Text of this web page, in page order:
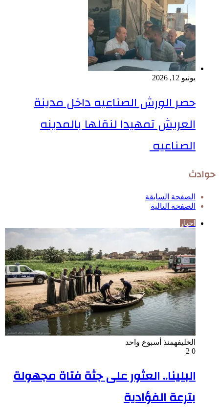
يونيو 12, 2026
حصر الورش الصناعيه داخل مدينة
العريش تمهيدا لنقلها بالمدينه
الصناعيه
حوادث
الصفحة السابقة
الصفحة التالية
اخبار
الخليفهمنذ أسبوع واحد
0
البلينا.. العثور على جثة فتاة مجهولة
بترعة الفؤادية